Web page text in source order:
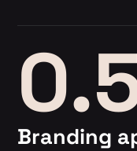
Branding